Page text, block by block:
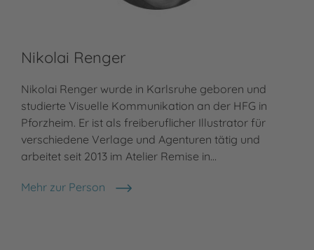
Nikolai Renger
Nikolai Renger wurde in Karlsruhe geboren und
studierte Visuelle Kommunikation an der HFG in
Pforzheim. Er ist als freiberuflicher Illustrator für
verschiedene Verlage und Agenturen tätig und
arbeitet seit 2013 im Atelier Remise in…
Mehr zur Person
Nikolai Renger